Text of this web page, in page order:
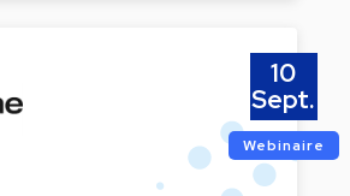
10
Sept.
Webinaire